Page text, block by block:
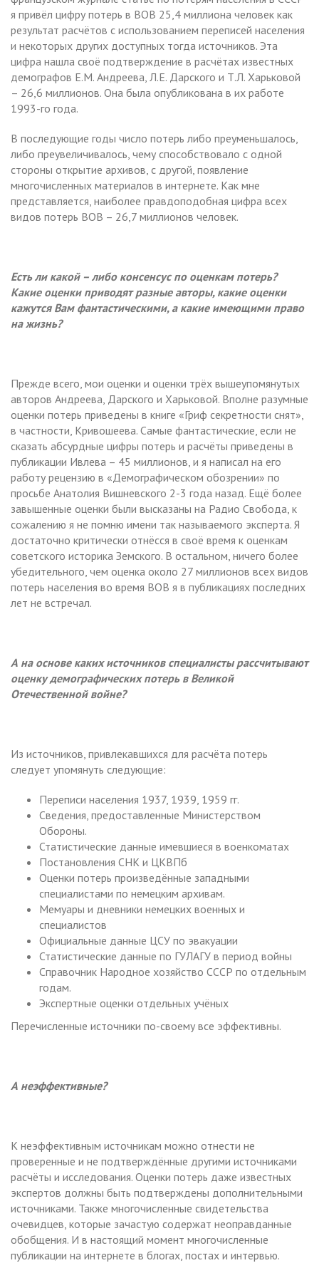
я привёл цифру потерь в ВОВ 25,4 миллиона человек как
результат расчётов с использованием переписей населения
и некоторых других доступных тогда источников. Эта
цифра нашла своё подтверждение в расчётах известных
демографов Е.М. Андреева, Л.Е. Дарского и Т.Л. Харьковой
– 26,6 миллионов. Она была опубликована в их работе
1993-го года.
В последующие годы число потерь либо преуменьшалось,
либо преувеличивалось, чему способствовало с одной
стороны открытие архивов, с другой, появление
многочисленных материалов в интернете. Как мне
представляется, наиболее правдоподобная цифра всех
видов потерь ВОВ – 26,7 миллионов человек.
Есть ли какой – либо консенсус по оценкам потерь?
Какие оценки приводят разные авторы, какие оценки
кажутся Вам фантастическими, а какие имеющими право
на жизнь?
Прежде всего, мои оценки и оценки трёх вышеупомянутых
авторов Андреева, Дарского и Харьковой. Вполне разумные
оценки потерь приведены в книге «Гриф секретности снят»,
в частности, Кривошеева. Самые фантастические, если не
сказать абсурдные цифры потерь и расчёты приведены в
публикации Ивлева – 45 миллионов, и я написал на его
работу рецензию в «Демографическом обозрении» по
просьбе Анатолия Вишневского 2-3 года назад. Ещё более
завышенные оценки были высказаны на Радио Свобода, к
сожалению я не помню имени так называемого эксперта. Я
достаточно критически отнёсся в своё время к оценкам
советского историка Земского. В остальном, ничего более
убедительного, чем оценка около 27 миллионов всех видов
потерь населения во время ВОВ я в публикациях последних
лет не встречал.
А на основе каких источников специалисты рассчитывают
оценку демографических потерь в Великой
Отечественной войне?
Из источников, привлекавшихся для расчёта потерь
следует упомянуть следующие:
Переписи населения 1937, 1939, 1959 гг.
Сведения, предоставленные Министерством
Обороны.
Статистические данные имевшиеся в военкоматах
Постановления СНК и ЦКВПб
Оценки потерь произведённые западными
специалистами по немецким архивам.
Мемуары и дневники немецких военных и
специалистов
Официальные данные ЦСУ по эвакуации
Статистические данные по ГУЛАГУ в период войны
Справочник Народное хозяйство СССР по отдельным
годам.
Экспертные оценки отдельных учёных
Перечисленные источники по-своему все эффективны.
А неэффективные?
К неэффективным источникам можно отнести не
проверенные и не подтверждённые другими источниками
расчёты и исследования. Оценки потерь даже известных
экспертов должны быть подтверждены дополнительными
источниками. Также многочисленные свидетельства
очевидцев, которые зачастую содержат неоправданные
обобщения. И в настоящий момент многочисленные
публикации на интернете в блогах, постах и интервью.